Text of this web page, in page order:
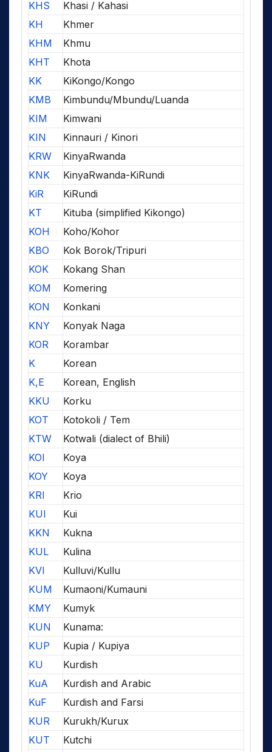
KHS
Khasi / Kahasi
KH
Khmer
KHM
Khmu
KHT
Khota
KK
KiKongo/Kongo
KMB
Kimbundu/Mbundu/Luanda
KIM
Kimwani
KIN
Kinnauri / Kinori
KRW
KinyaRwanda
KNK
KinyaRwanda-KiRundi
KiR
KiRundi
KT
Kituba (simplified Kikongo)
KOH
Koho/Kohor
KBO
Kok Borok/Tripuri
KOK
Kokang Shan
KOM
Komering
KON
Konkani
KNY
Konyak Naga
KOR
Korambar
K
Korean
K,E
Korean, English
KKU
Korku
KOT
Kotokoli / Tem
KTW
Kotwali (dialect of Bhili)
KOI
Koya
KOY
Koya
KRI
Krio
KUI
Kui
KKN
Kukna
KUL
Kulina
KVI
Kulluvi/Kullu
KUM
Kumaoni/Kumauni
KMY
Kumyk
KUN
Kunama:
KUP
Kupia / Kupiya
KU
Kurdish
KuA
Kurdish and Arabic
KuF
Kurdish and Farsi
KUR
Kurukh/Kurux
KUT
Kutchi